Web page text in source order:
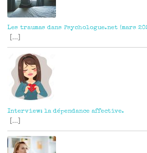
Les traumas dans Psychologue.net (mars
[...]
Interview: la dépendance affective.
[...]